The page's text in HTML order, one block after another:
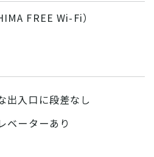
FREE Wi-Fi）
出入口に段差なし
ベーターあり